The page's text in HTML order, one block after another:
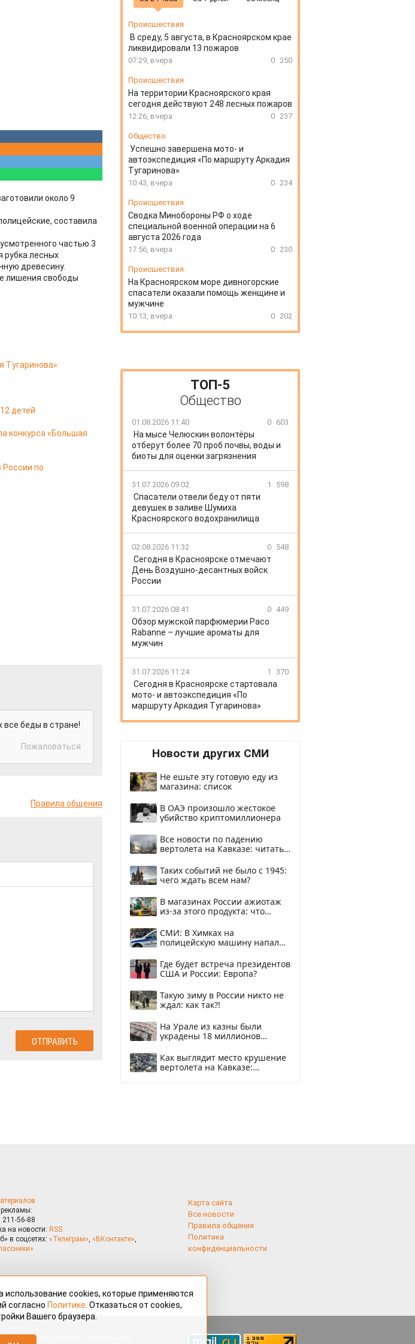
около 9
составила
частью 3
рубка лесных
древесину.
лишения свободы
Тугаринова»
детей
конкурса «Большая
России по
все беды в стране!
Пожаловаться
Правила общения
Происшествия
В среду, 5 августа, в Красноярском крае
ликвидировали 13 пожаров
07:29, вчера 0 250
Происшествия
На территории Красноярского края
сегодня действуют 248 лесных пожаров
12:26, вчера 0 237
Общество
Успешно завершена мото- и
автоэкспедиция «По маршруту Аркадия
Тугаринова»
10:43, вчера 0 234
Происшествия
Сводка Минобороны РФ о ходе
специальной военной операции на 6
августа 2026 года
17:56, вчера 0 230
Происшествия
На Красноярском море дивногорские
спасатели оказали помощь женщине и
мужчине
10:13, вчера 0 202
ТОП-5
Общество
01.08.2026 11:40 0 603
На мысе Челюскин волонтёры
отберут более 70 проб почвы, воды и
биоты для оценки загрязнения
31.07.2026 09:02 1 598
Спасатели отвели беду от пяти
девушек в заливе Шумиха
Красноярского водохранилища
02.08.2026 11:32 0 548
Сегодня в Красноярске отмечают
День Воздушно-десантных войск
России
31.07.2026 08:41 0 449
Обзор мужской парфюмерии Paco
Rabanne – лучшие ароматы для
мужчин
31.07.2026 11:24 1 370
Сегодня в Красноярске стартовала
мото- и автоэкспедиция «По
маршруту Аркадия Тугаринова»
Новости других СМИ
Не ешьте эту готовую еду из
магазина: список
В ОАЭ произошло жестокое
убийство криптомиллионера
Все новости по падению
вертолета на Кавказе: читать
Таких событий не было с 1945:
чего ждать всем нам?
В магазинах России ажиотаж
из-за этого продукта: что
СМИ: В Химках на
полицейскую машину напали
Где будет встреча президентов
США и России: Европа?
Такую зиму в России никто не
ждал: как так?!
На Урале из казны были
украдены 18 миллионов
Как выглядит место крушение
вертолета на Кавказе:
211-56-88
на новости: RSS
в соцсетях: «Телеграм», «ВКонтакте»,
Карта сайта
Все новости
Правила общения
Политика
конфиденциальности
редакции, нештатными
использование cookies, которые применяются
согласно Политике . Отказаться от cookies,
Вашего браузера.